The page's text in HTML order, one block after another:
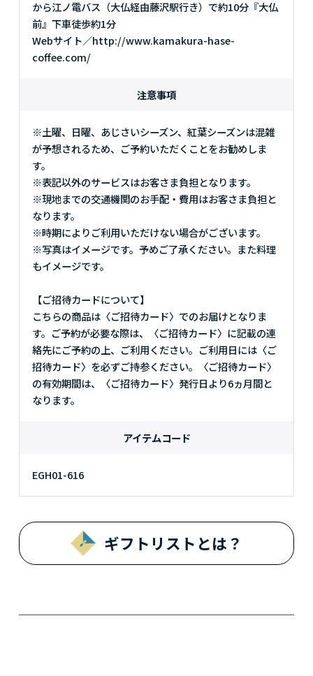
から江ノ電バス（大仏経由藤沢駅行き）で約10分『大仏
前』下車徒歩約1分
Webサイト／http://www.kamakura-hase-
coffee.com/
注意事項
※土曜、日曜、あじさいシーズン、紅葉シーズンは混雑
が予想されるため、ご予約いただくことをお勧めしま
す。
※表記以外のサービスはお客さま負担となります。
※現地までの交通機関のお手配・費用はお客さま負担と
なります。
※時期によりご利用いただけない場合がございます。
※写真はイメージです。予めご了承ください。また料理
もイメージです。
【ご招待カードについて】
こちらの商品は〈ご招待カード〉でのお届けとなりま
す。ご予約が必要な際は、〈ご招待カード〉に記載の連
絡先にご予約の上、ご利用ください。ご利用日には〈ご
招待カード〉を必ずご持参ください。〈ご招待カード〉
の有効期間は、〈ご招待カード〉発行日より6ヵ月間と
なります。
アイテムコード
EGH01-616
ギフトリストとは？